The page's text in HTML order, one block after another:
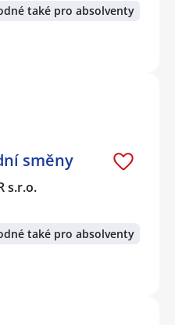
také pro absolventy
směny
s.r.o.
také pro absolventy